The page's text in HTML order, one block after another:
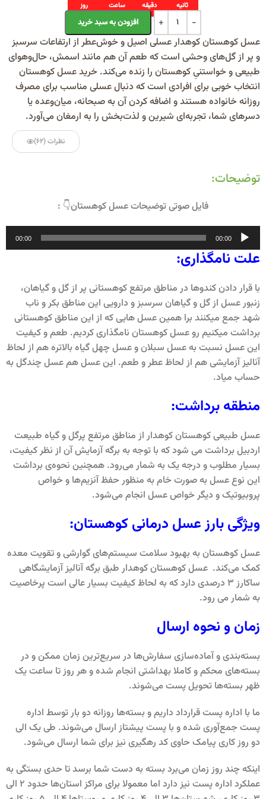
روز ساعت دقیقه ثانیه
افزودن به سبد خرید
Alternative:
عسل کوهستان کوهدار عسلی اصیل و خوش‌عطر از ارتفاعات سرسبز
و پر از گل‌های وحشی است که طعم آن هم مانند اسمش، حال‌وهوای
طبیعی و خواستنیِ کوهستان را زنده می‌کند. خرید عسل کوهستان
انتخاب خوبی برای افرادی است که دنبال عسلی مناسب برای مصرف
روزانه خانواده هستند و اضافه کردن آن به صبحانه، میان‌وعده یا
دسرهای شما، تجربه‌ای شیرین و لذت‌بخش را به ارمغان می‌آورد.
نظرات (62)
توضیحات:
فایل صوتی توضیحات عسل کوهستان👇 :
پخش‌کننده
صوت
00:00
00:00
علت نامگذاری:
با قرار دادن کندوها در مناطق مرتفع کوهستانی پر از گل و گیاهان،
زنبور عسل از گل و گیاهان سرسبز و دارویی این مناطق بکر و ناب
شهد جمع میکنند برا همین عسل هایی که از این مناطق کوهستانی
برداشت میکنیم رو عسل کوهستان نامگذاری کردیم. طعم و کیفیت
این عسل نسبت به عسل سبلان و عسل چهل گیاه بالاتره هم از لحاظ
آنالیز آزمایشی هم از لحاظ عطر و طعم. این عسل هم عسل چندگل به
حساب میاد.
منطقه برداشت:
عسل طبیعی کوهستان کوهدار از مناطق مرتفع پرگل و گیاه طبیعت
اردبیل برداشت می شود که با توجه به برگه آزمایش آن از نظر کیفیت،
بسیار مطلوب و درجه یک به شمار می‌رود. همچنین نحوه‌ی برداشت
این نوع عسل‌ به صورت خام به منظور حفظ آنزیم‌ها و خواص
پروبیوتیک و دیگر خواص عسل انجام می‌شود.
ویژگی بارز عسل درمانی کوهستان:
عسل کوهستان به بهبود سلامت سیستم‌های گوارشی و تقویت معده
کمک می‌کند. عسل کوهستان کوهدار طبق برگه آنالیز آزمایشگاهی
ساکارز 3 درصدی دارد که به لحاظ کیفیت بسیار عالی است پرخاصیت
به شمار می رود.
زمان و نحوه ارسال
بسته‌بندی و آماده‌سازی سفارش‌ها در سریع‌ترین زمان ممکن و در
بسته‌های محکم و کاملا بهداشتی انجام شده و هر روز تا ساعت یک
ظهر بسته‌ها تحویل پست می‌شوند.
ما با اداره پست قرارداد داریم و بسته‌ها روزانه دو بار توسط اداره
پست جمع‌آوری شده و با پست پیشتاز ارسال می‌شوند. طی یک الی
دو روز کاری پیامک حاوی کد رهگیری نیز برای شما ارسال می‌شود.
اینکه چند روز زمان می‌برد بسته به دست شما برسد تا حدی بستگی به
عملکرد اداره پست نیز دارد اما معمولا برای مراکز استان‌ها حدود 2 الی